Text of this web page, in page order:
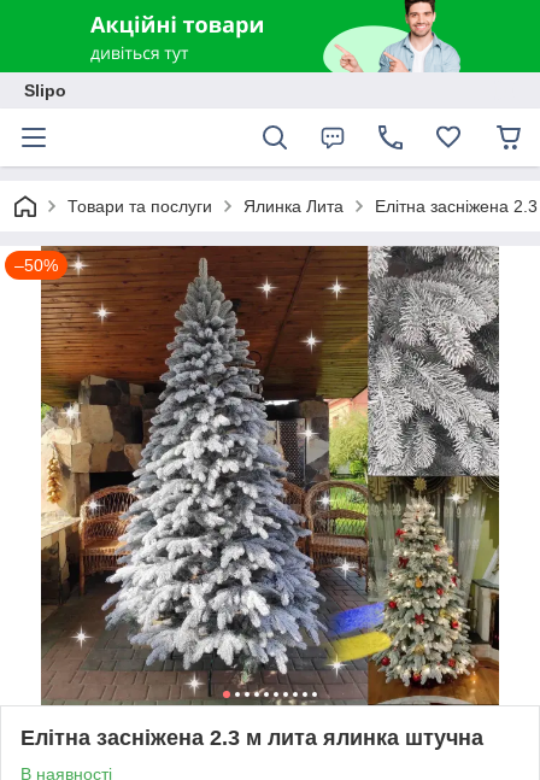
Slipo
Товари та послуги Ялинка Лита Елітна засніжена
–50%
Елітна засніжена 2.3 м лита ялинка штучна
В наявності